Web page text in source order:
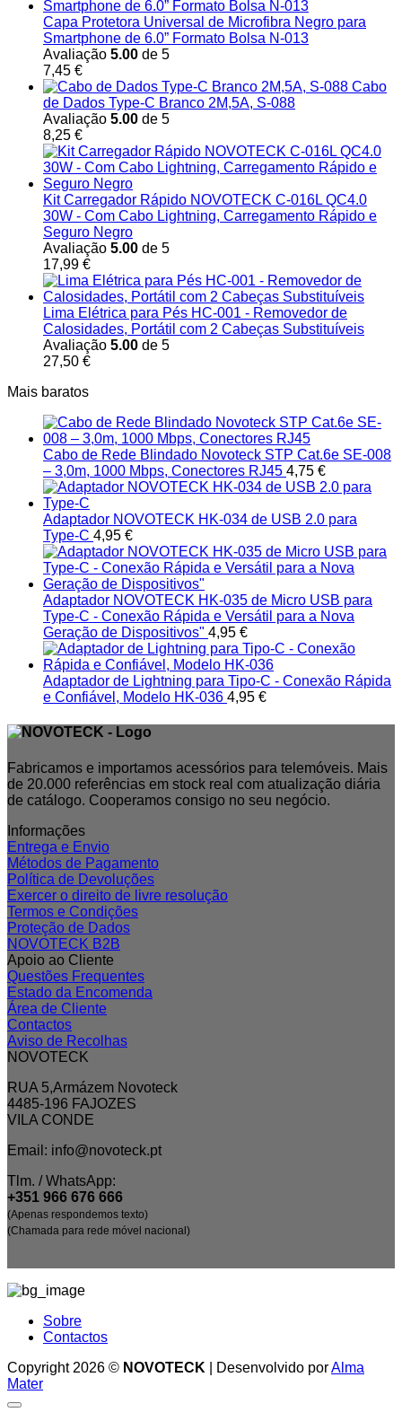
Capa Protetora Universal de Microfibra Negro para
Smartphone de 6.0” Formato Bolsa N-013
Avaliação 5.00 de 5
7,45 €
Cabo
de Dados Type-C Branco 2M,5A, S-088
Avaliação 5.00 de 5
8,25 €
Kit Carregador Rápido NOVOTECK C-016L QC4.0
30W - Com Cabo Lightning, Carregamento Rápido e
Seguro Negro
Avaliação 5.00 de 5
17,99 €
Lima Elétrica para Pés HC-001 - Removedor de
Calosidades, Portátil com 2 Cabeças Substituíveis
Avaliação 5.00 de 5
27,50 €
Mais baratos
Cabo de Rede Blindado Novoteck STP Cat.6e SE-008
– 3,0m, 1000 Mbps, Conectores RJ45 4,75 €
Adaptador NOVOTECK HK-034 de USB 2.0 para
Type-C 4,95 €
Adaptador NOVOTECK HK-035 de Micro USB para
Type-C - Conexão Rápida e Versátil para a Nova
Geração de Dispositivos" 4,95 €
Adaptador de Lightning para Tipo-C - Conexão Rápida
e Confiável, Modelo HK-036 4,95 €
Fabricamos e importamos acessórios para telemóveis. Mais
de 20.000 referências em stock real com atualização diária
de catálogo. Cooperamos consigo no seu negócio.
Informações
Entrega e Envio
Métodos de Pagamento
Política de Devoluções
Exercer o direito de livre resolução
Termos e Condições
Proteção de Dados
NOVOTECK B2B
Apoio ao Cliente
Questões Frequentes
Estado da Encomenda
Área de Cliente
Contactos
Aviso de Recolhas
NOVOTECK
RUA 5,Armázem Novoteck
4485-196 FAJOZES
VILA CONDE
Email: info@novoteck.pt
Tlm. / WhatsApp:
+351 966 676 666
(Apenas respondemos texto)
(Chamada para rede móvel nacional)
Sobre
Contactos
Copyright 2026 © NOVOTECK | Desenvolvido porAlma
Mater